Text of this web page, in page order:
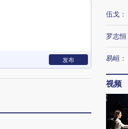
发布
伍戈 ：
罗志恒
易峘 ：
视频